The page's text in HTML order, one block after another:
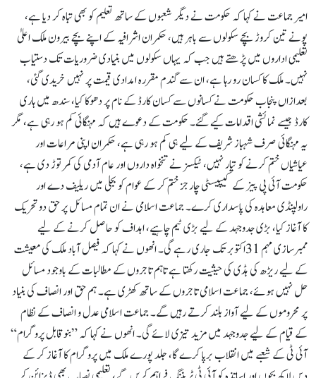
امیر جماعت نے کہا کہ حکومت نے دیگر شعبوں کے ساتھ تعلیم کو بھی تباہ کر دیا ہے،
پونے تین کروڑ بچے سکولوں سے باہر ہیں، حکمران اشرافیہ کے اپنے بچے بیرون ملک اعلیٰ
تعلیمی اداروں میں پڑھتے ہیں جب کہ یہاں سکولوں میں بنیادی ضروریات تک دستیاب
نہیں۔ ملک کا کسان رو رہا ہے، ان سے گندم مقررہ امدادی قیمت پر نہیں خریدی گئی،
بعدازاں پنجاب حکومت نے کسانوں سے کسان کارڈ کے نام پر دھوکا کیا، سندھ میں ہاری
کارڈ جیسے نمائشی اقدامات کیے گئے۔ حکومت کے دعوے ہیں کہ مہنگائی کم ہو رہی ہے، مگر
یہ مہنگائی صرف شہباز شریف کے لیے ہی کم ہو رہی ہے، حکمران اپنی مراعات اور
عیاشیاں ختم کرنے کو تیار نہیں، ٹیکسز نے تنخواہ داروں اور عام آدمی کی کمر توڑ دی ہے،
حکومت آئی پی پیز کے کیپیسٹی چارجز ختم کر کے عوام کو بجلی میں ریلیف دے اور
راولپنڈی معاہدہ کی پاسداری کرے۔ جماعت اسلامی نے ان تمام مسائل پر حق دو تحریک
کا آغاز کیا، بڑی جدوجہد کے لیے بڑی ٹیم چاہیے، اہداف کو حاصل کرنے کے لیے
ممبرسازی مہم 31اکتوبر تک جاری رہے گی۔ انھوں نے کہا کہ فیصل آباد ملک کی معیشت
کے لیے ریڑھ کی ہڈی کی حیثیت رکھتا ہے تاہم تاجروں کے مطالبات کے باوجود مسائل
حل نہیں ہوئے، جماعت اسلامی تاجروں کے ساتھ کھڑی ہے۔ ہم حق اور انصاف کی بنیاد
پر محروموں کے لیے آواز بلند کرتے رہیں گے۔ جماعت اسلامی عدل و انصاف کے نظام
کے قیام کے لیے جدوجہد میں مزید تیزی لائے گی۔ انھوں نے کہا کہ ”بنوقابل پروگرام“
آئی ٹی کے شعبے میں انقلاب برپا کرے گا، جلد پورے ملک میں پروگرام کا آغاز کر کے